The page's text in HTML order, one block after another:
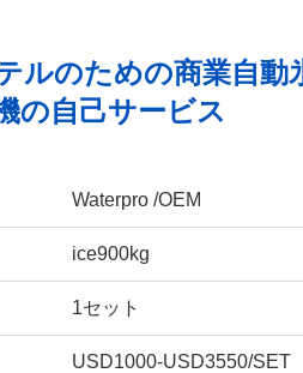
ルのための商業自動
の自己サービス
Waterpro /OEM
ice900kg
1セット
USD1000-USD3550/SET